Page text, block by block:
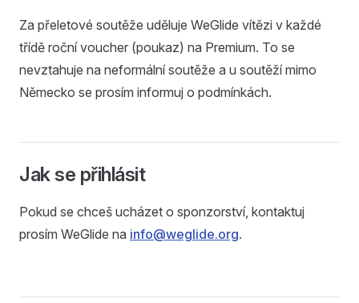
Za přeletové soutěže uděluje WeGlide vítězi v každé
třídě roční voucher (poukaz) na Premium. To se
nevztahuje na neformální soutěže a u soutěží mimo
Německo se prosím informuj o podmínkách.
Jak se přihlásit
Pokud se chceš ucházet o sponzorství, kontaktuj
prosím WeGlide na info@weglide.org.